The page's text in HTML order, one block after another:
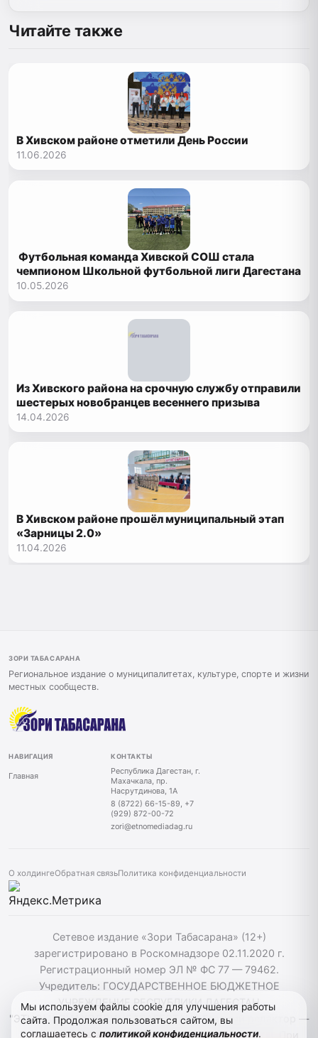
Читайте также
В Хивском районе отметили День России
11.06.2026
Футбольная команда Хивской СОШ стала
чемпионом Школьной футбольной лиги Дагестана
10.05.2026
Из Хивского района на срочную службу отправили
шестерых новобранцев весеннего призыва
14.04.2026
В Хивском районе прошёл муниципальный этап
«Зарницы 2.0»
11.04.2026
ЗОРИ ТАБАСАРАНА
Региональное издание о муниципалитетах, культуре, спорте и жизни
местных сообществ.
НАВИГАЦИЯ
Главная
КОНТАКТЫ
Республика Дагестан, г.
Махачкала, пр.
Насрутдинова, 1А
8 (8722) 66-15-89, +7
(929) 872-00-72
zori@etnomediadag.ru
О холдингеОбратная связьПолитика конфиденциальности
Сетевое издание «Зори Табасарана» (12+)
зарегистрировано в Роскомнадзоре 02.11.2020 г.
Регистрационный номер ЭЛ № ФС 77 — 79462.
Учредитель: ГОСУДАРСТВЕННОЕ БЮДЖЕТНОЕ
УЧРЕЖДЕНИЕ РЕСПУБЛИКИ ДАГЕСТАН
"ЭТНОМЕДИАХОЛДИНГ "ДАГЕСТАН". Главный редактор —
Г. Н. Маллалиев, Телефон редакции: 88722661589. При
Мы используем файлы cookie для улучшения работы
сайта. Продолжая пользоваться сайтом, вы
соглашаетесь с политикой конфиденциальности.